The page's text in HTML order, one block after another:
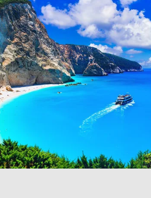
kıyısıNidri
Skorpios(eski Onassis özel
korunaklı demirleme
Mayıs ile Ekimarası açık.